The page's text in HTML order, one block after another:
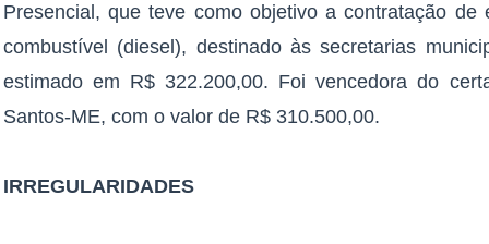
Presencial, que teve como objetivo a contratação de
combustível (diesel), destinado às secretarias
estimado em R$ 322.200,00. Foi vencedora do
Santos-ME, com o valor de R$ 310.500,00.
IRREGULARIDADES